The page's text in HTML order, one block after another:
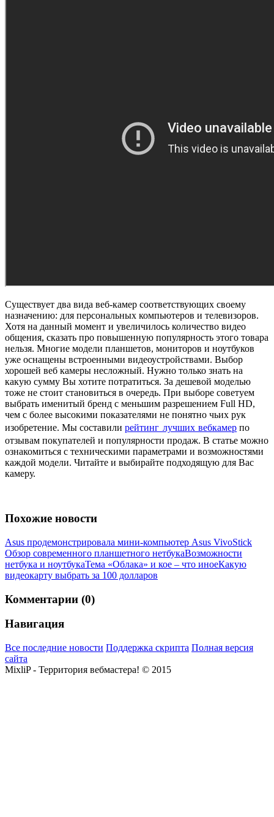
Существует два вида веб-камер соответствующих своему
назначению: для персональных компьютеров и телевизоров.
Хотя на данный момент и увеличилось количество видео
общения, сказать про повышенную популярность этого товара
нельзя. Многие модели планшетов, мониторов и ноутбуков
уже оснащены встроенными видеоустройствами. Выбор
хорошей веб камеры несложный. Нужно только знать на
какую сумму Вы хотите потратиться. За дешевой моделью
тоже не стоит становиться в очередь. При выборе советуем
выбрать именитый бренд с меньшим разрешением Full HD,
чем с более высокими показателями не понятно чьих рук
изобретение. Мы составили рейтинг лучших вебкамер по
отзывам покупателей и популярности продаж. В статье можно
ознакомиться с техническими параметрами и возможностями
каждой модели. Читайте и выбирайте подходящую для Вас
камеру.
Похожие новости
Asus продемонстрировала мини-компьютер Asus VivoStick
Обзор современного планшетного нетбукаВозможности
нетбука и ноутбукаТема «Облака» и кое – что иноеКакую
видеокарту выбрать за 100 долларов
Комментарии (0)
Навигация
Все последние новости Поддержка скрипта Полная версия
сайта
MixliP - Территория вебмастера! © 2015